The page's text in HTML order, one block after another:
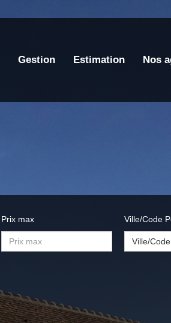
Gestion Estimation Nos
Prix max Ville/Code
Ville/